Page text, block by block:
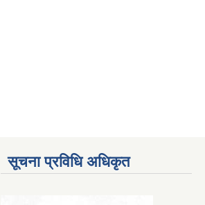
सूचना प्रविधि अधिकृत